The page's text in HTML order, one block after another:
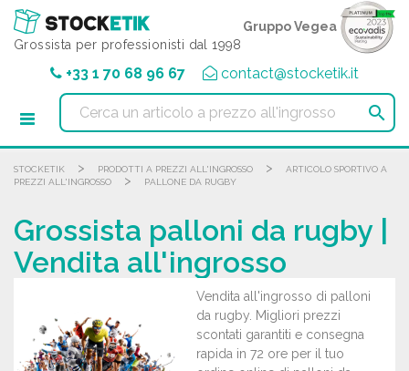
Grossista per professionisti dal 1998
Gruppo Vegea
+33 1 70 68 96 67 contact@stocketik.it

STOCKETIK > PRODOTTI A PREZZI ALL'INGROSSO >
ARTICOLO SPORTIVO A
PREZZI ALL'INGROSSO
> PALLONE DA RUGBY
Grossista palloni da rugby |
Vendita all'ingrosso
Vendita all'ingrosso di palloni
da rugby. Migliori prezzi
scontati garantiti e consegna
rapida in 72 ore per il tuo
Pannello di gestione dei cookies